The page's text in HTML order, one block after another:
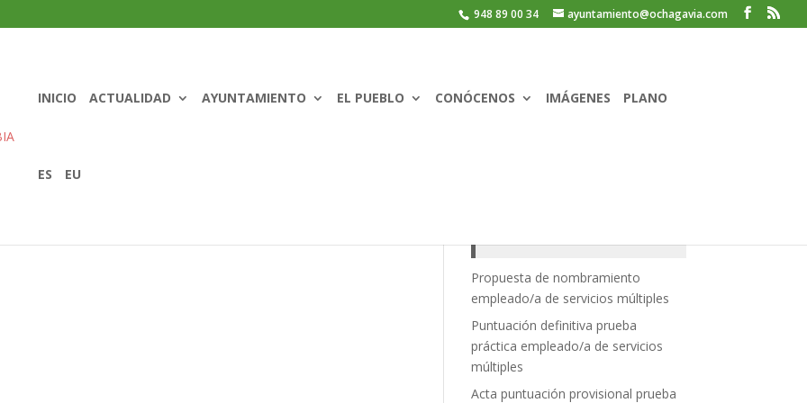
948 89 00 34 ayuntamiento@ochagavia.com
INICIO ACTUALIDAD AYUNTAMIENTO EL PUEBLO CONÓCENOS IMÁGENES PLANO
ES EU
Propuesta de nombramiento
empleado/a de servicios múltiples
Puntuación definitiva prueba
práctica empleado/a de servicios
múltiples
Acta puntuación provisional prueba